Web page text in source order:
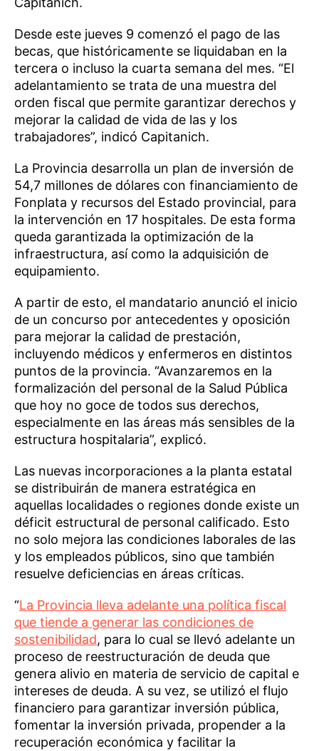
Desde este jueves 9 comenzó el pago de las
becas, que históricamente se liquidaban en la
tercera o incluso la cuarta semana del mes. “El
adelantamiento se trata de una muestra del
orden fiscal que permite garantizar derechos y
mejorar la calidad de vida de las y los
trabajadores”, indicó Capitanich.
La Provincia desarrolla un plan de inversión de
54,7 millones de dólares con financiamiento de
Fonplata y recursos del Estado provincial, para
la intervención en 17 hospitales. De esta forma
queda garantizada la optimización de la
infraestructura, así como la adquisición de
equipamiento.
A partir de esto, el mandatario anunció el inicio
de un concurso por antecedentes y oposición
para mejorar la calidad de prestación,
incluyendo médicos y enfermeros en distintos
puntos de la provincia. “Avanzaremos en la
formalización del personal de la Salud Pública
que hoy no goce de todos sus derechos,
especialmente en las áreas más sensibles de la
estructura hospitalaria”, explicó.
Las nuevas incorporaciones a la planta estatal
se distribuirán de manera estratégica en
aquellas localidades o regiones donde existe un
déficit estructural de personal calificado. Esto
no solo mejora las condiciones laborales de las
y los empleados públicos, sino que también
resuelve deficiencias en áreas críticas.
“La Provincia lleva adelante una política fiscal
que tiende a generar las condiciones de
sostenibilidad, para lo cual se llevó adelante un
proceso de reestructuración de deuda que
genera alivio en materia de servicio de capital e
intereses de deuda. A su vez, se utilizó el flujo
financiero para garantizar inversión pública,
fomentar la inversión privada, propender a la
recuperación económica y facilitar la